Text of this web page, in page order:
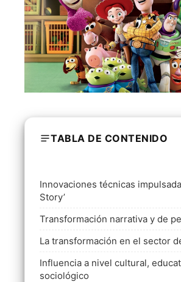
TABLA DE CONTENIDO
Innovaciones técnicas
Story’
Transformación narrativa y de
La transformación en el sector
Influencia a nivel cultural,
sociológico